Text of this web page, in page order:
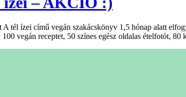
tél ízei című vegán szakácskönyv 1,5 hónap alatt
vegán receptet, 50 színes egész oldalas ételfotót,